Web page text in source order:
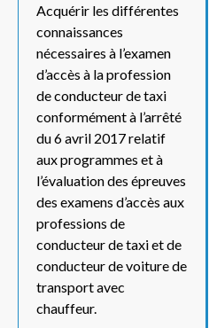
Acquérir les différentes
connaissances
nécessaires à l’examen
d’accès à la profession
de conducteur de taxi
conformément à l’arrêté
du 6 avril 2017 relatif
aux programmes et à
l’évaluation des épreuves
des examens d’accès aux
professions de
conducteur de taxi et de
conducteur de voiture de
transport avec
chauffeur.